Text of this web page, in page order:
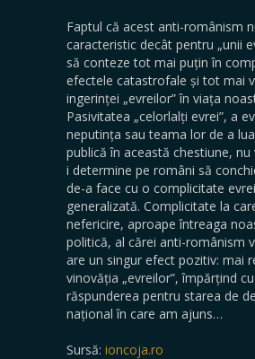
Faptul că acest anti-românism
caracteristic decât pentru „unii
să conteze tot mai puțin în
efectele catastrofale și tot mai
ingerinței „evreilor” în viața
Pasivitatea „celorlalți evrei”, a
neputința sau teama lor de a
publică în această chestiune, nu
i determine pe români să
de-a face cu o complicitate
generalizată. Complicitate la
nefericire, aproape întreaga
politică, al cărei anti-românism
are un singur efect pozitiv: mai
vinovăția „evreilor”, împărțind
răspunderea pentru starea de
național în care am ajuns…
Sursă: ioncoja.ro